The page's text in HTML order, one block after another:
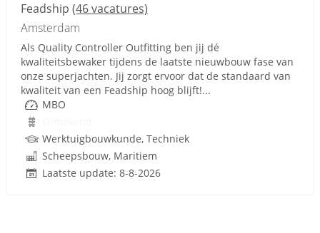
Feadship (46 vacatures)
Amsterdam
Als Quality Controller Outfitting ben jij dé
kwaliteitsbewaker tijdens de laatste nieuwbouw fase van
onze superjachten. Jij zorgt ervoor dat de standaard van
kwaliteit van een Feadship hoog blijft!...
MBO
Werktuigbouwkunde, Techniek
Scheepsbouw, Maritiem
Laatste update: 8-8-2026